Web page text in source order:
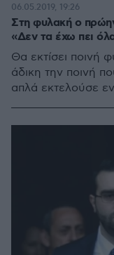
Στη φυλακή o
«Δεν τα έχω πει
Θα εκτίσει ποινή
άδικη την ποινή
απλά εκτελούσε
06.05.2019, 19:26